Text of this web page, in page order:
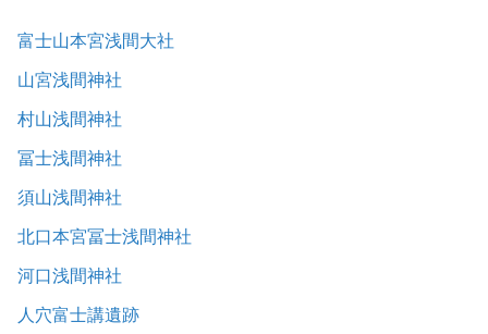
富士山本宮浅間大社
山宮浅間神社
村山浅間神社
冨士浅間神社
須山浅間神社
北口本宮冨士浅間神社
河口浅間神社
人穴富士講遺跡